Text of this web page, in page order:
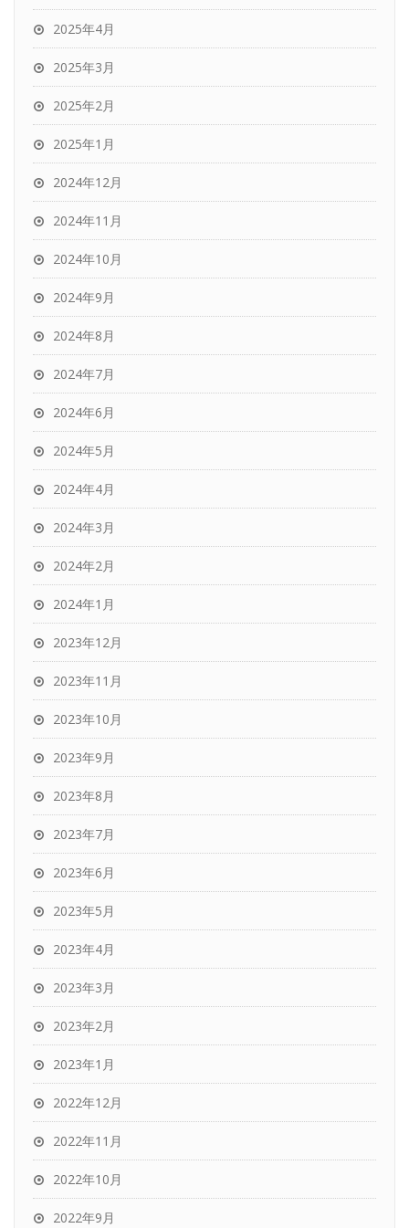
2025年4月
2025年3月
2025年2月
2025年1月
2024年12月
2024年11月
2024年10月
2024年9月
2024年8月
2024年7月
2024年6月
2024年5月
2024年4月
2024年3月
2024年2月
2024年1月
2023年12月
2023年11月
2023年10月
2023年9月
2023年8月
2023年7月
2023年6月
2023年5月
2023年4月
2023年3月
2023年2月
2023年1月
2022年12月
2022年11月
2022年10月
2022年9月